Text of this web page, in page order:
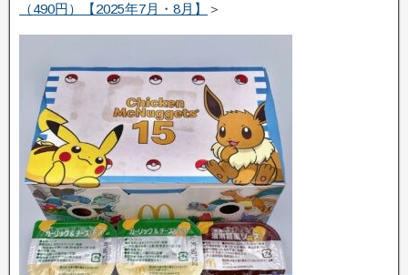
（490円）【2025年7月・8月】
＞